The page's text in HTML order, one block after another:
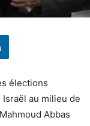
élections
au milieu de
Abbas